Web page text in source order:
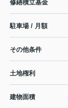
修繕積立基金
駐車場 / 月額
その他条件
土地権利
建物面積